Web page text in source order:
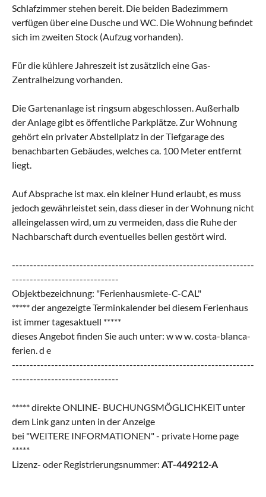
Schlafzimmer stehen bereit. Die beiden Badezimmern
verfügen über eine Dusche und WC. Die Wohnung befindet
sich im zweiten Stock (Aufzug vorhanden).
Für die kühlere Jahreszeit ist zusätzlich eine Gas-
Zentralheizung vorhanden.
Die Gartenanlage ist ringsum abgeschlossen. Außerhalb
der Anlage gibt es öffentliche Parkplätze. Zur Wohnung
gehört ein privater Abstellplatz in der Tiefgarage des
benachbarten Gebäudes, welches ca. 100 Meter entfernt
liegt.
Auf Absprache ist max. ein kleiner Hund erlaubt, es muss
jedoch gewährleistet sein, dass dieser in der Wohnung nicht
alleingelassen wird, um zu vermeiden, dass die Ruhe der
Nachbarschaft durch eventuelles bellen gestört wird.
--------------------------------------------------------------------
------------------------------
Objektbezeichnung: "Ferienhausmiete-C-CAL"
***** der angezeigte Terminkalender bei diesem Ferienhaus
ist immer tagesaktuell *****
dieses Angebot finden Sie auch unter: w w w. costa-blanca-
ferien. d e
--------------------------------------------------------------------
------------------------------
***** direkte ONLINE- BUCHUNGSMÖGLICHKEIT unter
dem Link ganz unten in der Anzeige
bei "WEITERE INFORMATIONEN" - private Home page
*****
Lizenz- oder Registrierungsnummer: AT-449212-A